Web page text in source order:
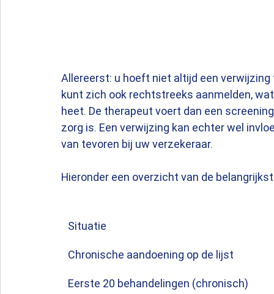
Allereerst: u hoeft niet altijd een
kunt zich ook rechtstreeks aanmelden,
heet. De therapeut voert dan een
zorg is. Een verwijzing kan echter wel
van tevoren bij uw verzekeraar.
Hieronder een overzicht van de
Situatie
Chronische aandoening op de lijst
Eerste 20 behandelingen (chronisch)